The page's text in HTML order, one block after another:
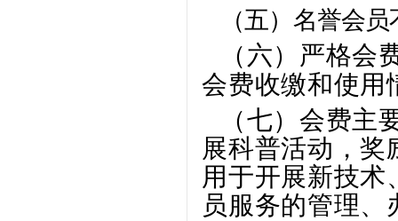
（五） 名誉会员
（六） 严格会
会费收缴和使用
（七）会费主
展科普活动，奖
用于开展新技术
员服务的管理、